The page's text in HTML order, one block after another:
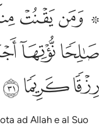
۞ ومن يقنت منكن لله
۞ وَمَن يَقْنُتْ مِنكُنَّ لِلَّهِ
ﱁ ﱂﱃ
ﱈﱉ
ﱎﱏﱐ
ad Allah e al Suo